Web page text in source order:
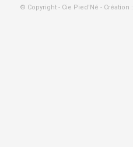
© Copyright - Cie Pied'Né - Création :